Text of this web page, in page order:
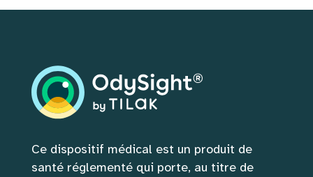
Ce dispositif médical est un produit de
santé réglementé qui porte, au titre de